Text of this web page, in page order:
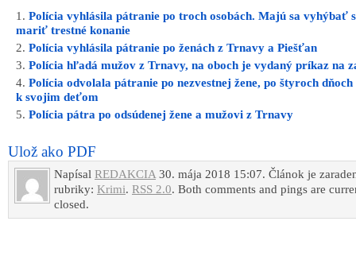
Polícia vyhlásila pátranie po troch osobách. Majú sa vyhýbať
mariť trestné konanie
Polícia vyhlásila pátranie po ženách z Trnavy a Piešťan
Polícia hľadá mužov z Trnavy, na oboch je vydaný príkaz na
Polícia odvolala pátranie po nezvestnej žene, po štyroch
k svojim deťom
Polícia pátra po odsúdenej žene a mužovi z Trnavy
Ulož ako PDF
Napísal REDAKCIA30. mája 2018 15:07. Článok je
rubriky: Krimi. RSS 2.0. Both comments and pings are
closed.